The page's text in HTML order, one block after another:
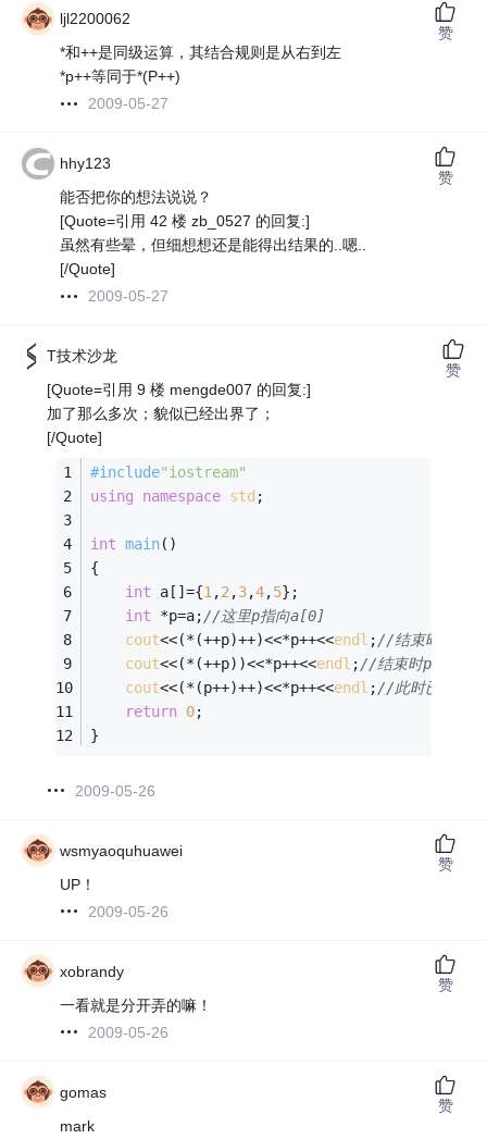
ljl2200062
*和++是同级运算，其结合规则是从右到左
*p++等同于*(P++)
2009-05-27
赞
hhy123
能否把你的想法说说？
[Quote=引用 42 楼 zb_0527 的回复:]
虽然有些晕，但细想想还是能得出结果的..嗯..
[/Quote]
2009-05-27
赞
T技术沙龙
[Quote=引用 9 楼 mengde007 的回复:]
加了那么多次；貌似已经出界了；
[/Quote]
#include"iostream"
using
namespace std ;
int main()
{
int a[]={1,2,3,4,5};
int *p=a;//这里p指向a[0]
cout<<(*(++p)++)<<*p++<<endl ;//结束时p指
cout<<(*(++p))<<*p++<<endl ;//结束时p指向
cout<<(*(p++)++)<<*p++<<endl ;//此时已经越
return 0;
}
2009-05-26
赞
wsmyaoquhuawei
UP！
2009-05-26
赞
xobrandy
一看就是分开弄的嘛！
2009-05-26
赞
gomas
mark
赞